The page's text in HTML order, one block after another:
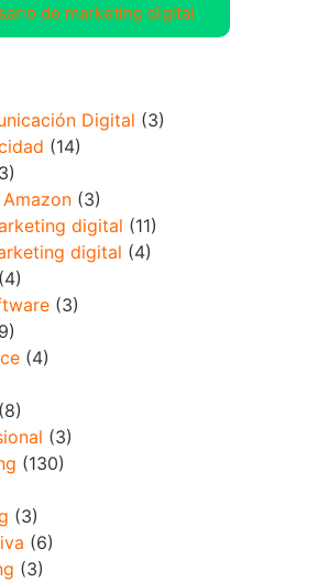
de marketing digital
Digital (3)
(14)
(3)
digital (11)
digital (4)
(4)
(3)
(4)
(8)
(3)
(130)
(3)
(6)
(3)